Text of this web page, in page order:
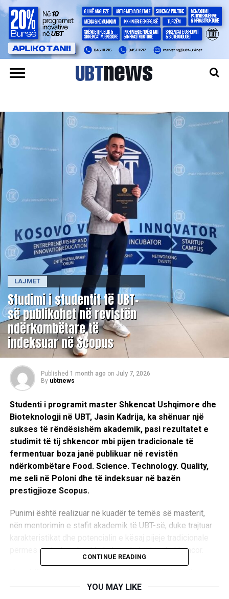
LAJMET
Studimi i studentit të UBT-
së publikohet në revistën
ndërkombëtare të
indeksuar në Scopus
Published 1 month ago on July 7, 2026
By ubtnews
Studenti i programit master Shkencat Ushqimore dhe
Bioteknologji në UBT, Jasin Kadrija, ka shënuar një
sukses të rëndësishëm akademik, pasi rezultatet e
studimit të tij shkencor mbi pijen tradicionale të
fermentuar boza janë publikuar në revistën
ndërkombëtare Food. Science. Technology. Quality,
me seli në Poloni dhe të indeksuar në bazën
prestigjioze Scopus.
Punimi është realizuar në kuadër të temës së masterit,
nën mentorimin e stafit akademik të UBT-së, duke trajtuar
përmes metodave bashkëkohore të kërkimit shkencor.
studimeve pasuniversitare në UBT dhe të përkushtimit të
CONTINUE READING
YOU MAY LIKE